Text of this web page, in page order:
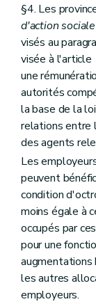
§4. Les
d'action sociale
visés au
visée à l'article
une
autorités
la base de la
relations entre
des agents
Les
peuvent
condition
moins égale à
occupés par
pour une
augmentations
les autres
employeurs.